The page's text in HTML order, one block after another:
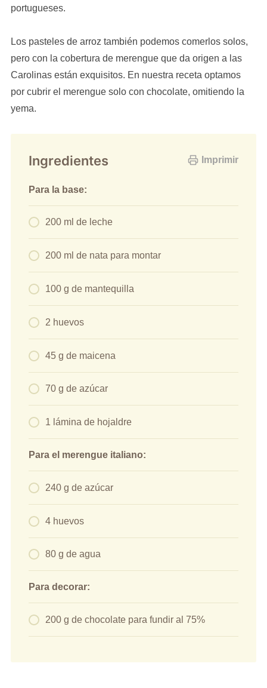
portugueses.
Los pasteles de arroz también podemos comerlos solos,
pero con la cobertura de merengue que da origen a las
Carolinas están exquisitos. En nuestra receta optamos
por cubrir el merengue solo con chocolate, omitiendo la
yema.
Imprimir
Ingredientes
Para la base:
200 ml de leche
200 ml de nata para montar
100 g de mantequilla
2 huevos
45 g de maicena
70 g de azúcar
1 lámina de hojaldre
Para el merengue italiano:
240 g de azúcar
4 huevos
80 g de agua
Para decorar:
200 g de chocolate para fundir al 75%